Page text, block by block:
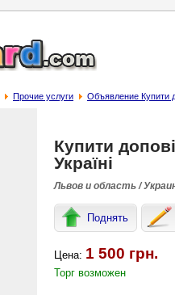
Прочие услуги Объявление Купити
Купити
Україні
Львов и область /
Поднять
Цена: 1 500 грн.
Торг возможен